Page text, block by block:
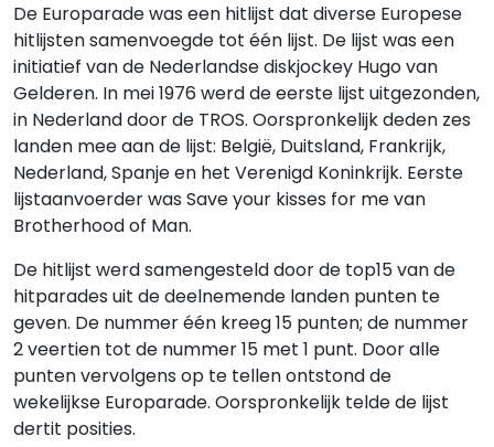
De Europarade was een hitlijst dat diverse Europese
hitlijsten samenvoegde tot één lijst. De lijst was een
initiatief van de Nederlandse diskjockey Hugo van
Gelderen. In mei 1976 werd de eerste lijst uitgezonden,
in Nederland door de TROS. Oorspronkelijk deden zes
landen mee aan de lijst: België, Duitsland, Frankrijk,
Nederland, Spanje en het Verenigd Koninkrijk. Eerste
lijstaanvoerder was Save your kisses for me van
Brotherhood of Man.
De hitlijst werd samengesteld door de top15 van de
hitparades uit de deelnemende landen punten te
geven. De nummer één kreeg 15 punten; de nummer
2 veertien tot de nummer 15 met 1 punt. Door alle
punten vervolgens op te tellen ontstond de
wekelijkse Europarade. Oorspronkelijk telde de lijst
dertit posities.